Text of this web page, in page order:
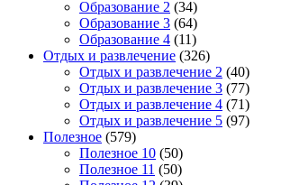
Образование 2 (34)
Образование 3 (64)
Образование 4 (11)
Отдых и развлечение (326)
Отдых и развлечение 2 (40)
Отдых и развлечение 3 (77)
Отдых и развлечение 4 (71)
Отдых и развлечение 5 (97)
Полезное (579)
Полезное 10 (50)
Полезное 11 (50)